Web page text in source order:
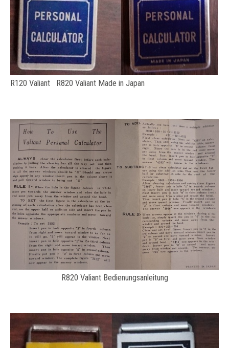
R120 Valiant R820 Valiant Made in Japan
R820 Valiant Bedienungsanleitung